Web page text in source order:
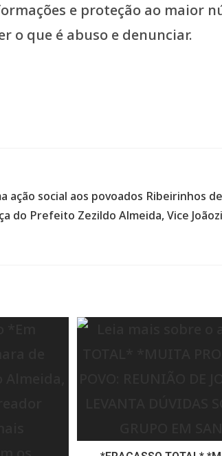
e proteção ao maior
o que é abuso e denunciar.
ação social aos povoados Ribeirinhos
do Prefeito Zezildo Almeida, Vice